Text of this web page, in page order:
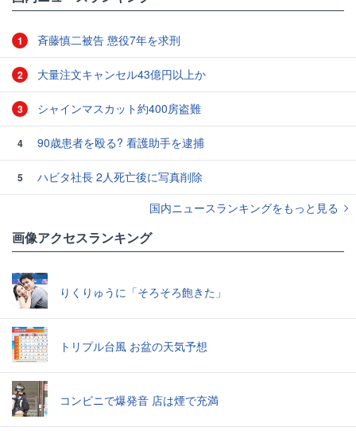
1 斉藤慎二被告 懲役7年を求刑
2 大量注文キャンセル43億円以上か
3 シャインマスカット約400房盗難
4 90歳患者を殴る? 看護助手を逮捕
5
ハビタ社長 2人死亡後に写真削除
国内ニュースランキングをもっと見る
画像アクセスランキング
りくりゅうに「そろそろ飽きた」
トリプル台風 お盆の天気予想
コンビニで爆発音 店は煙で充満